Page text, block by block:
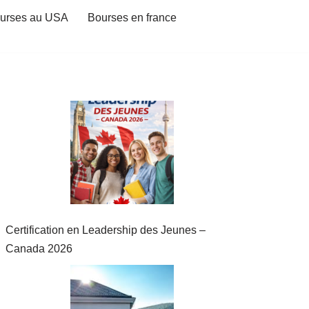
au USA Bourses en france
Certification en Leadership des Jeunes –
Canada 2026